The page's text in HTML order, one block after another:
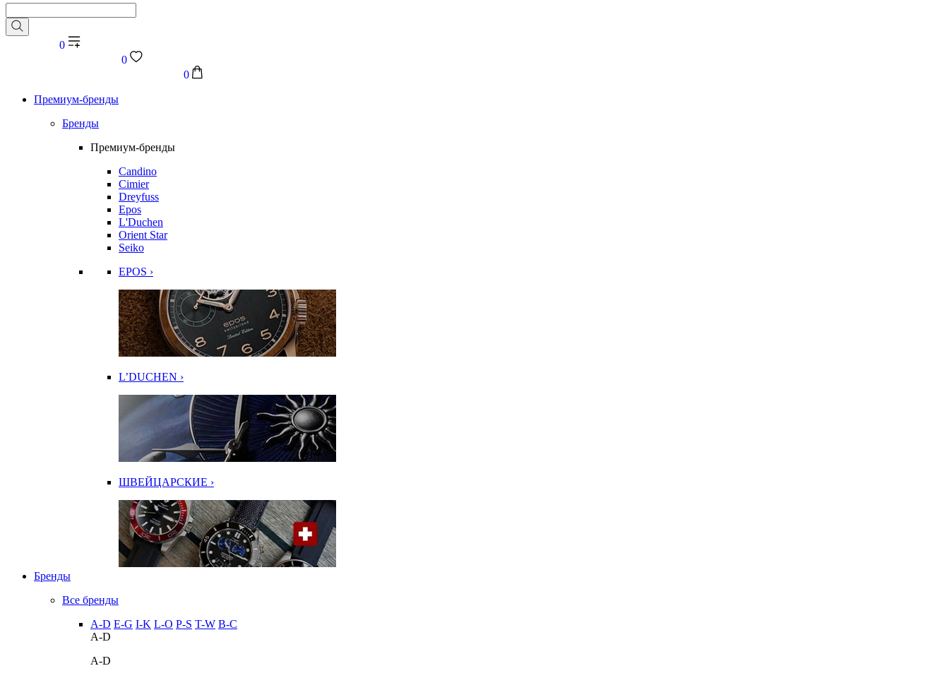
0
0
0
Премиум-бренды
Бренды
Премиум-бренды
Candino
Cimier
Dreyfuss
Epos
L'Duchen
Orient Star
Seiko
EPOS ›
L’DUCHEN ›
ШВЕЙЦАРСКИЕ ›
Бренды
Все бренды
A-D E-G I-K L-O P-S T-W В-С
A-D
A-D